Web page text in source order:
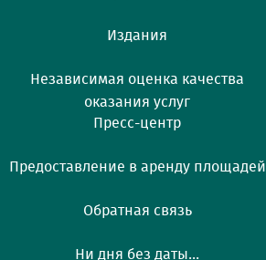
Издания
Независимая оценка качества
оказания услуг
Пресс-центр
Предоставление в аренду площадей
Обратная связь
Ни дня без даты...